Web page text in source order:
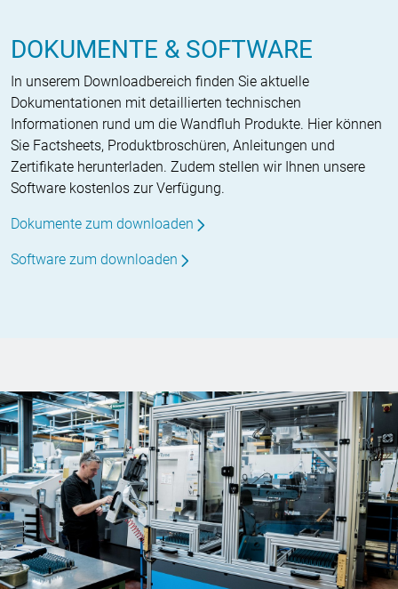
DOKUMENTE & SOFTWARE
In unserem Downloadbereich finden Sie aktuelle
Dokumentationen mit detaillierten technischen
Informationen rund um die Wandfluh Produkte. Hier können
Sie Factsheets, Produktbroschüren, Anleitungen und
Zertifikate herunterladen. Zudem stellen wir Ihnen unsere
Software kostenlos zur Verfügung.
Dokumente zum downloaden
Software zum downloaden